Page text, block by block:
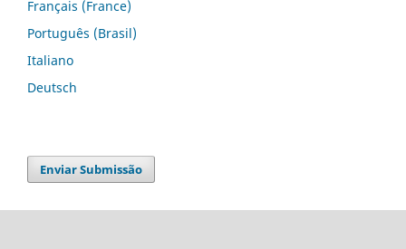
Français (France)
Português (Brasil)
Italiano
Deutsch
Enviar Submissão